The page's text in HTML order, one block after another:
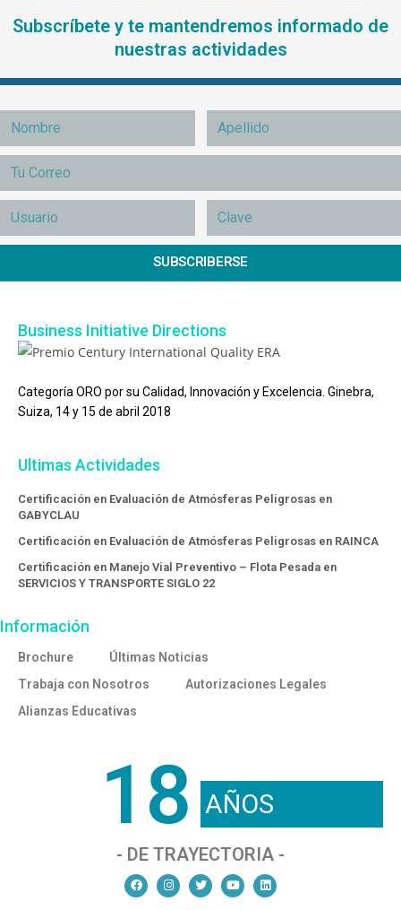
Subscríbete y te mantendremos informado de
nuestras actividades
SUBSCRIBERSE
Business Initiative Directions
Categoría ORO por su Calidad, Innovación y Excelencia. Ginebra,
Suiza, 14 y 15 de abril 2018
Ultimas Actividades
Certificación en Evaluación de Atmósferas Peligrosas en
GABYCLAU
Certificación en Evaluación de Atmósferas Peligrosas en RAINCA
Certificación en Manejo Vial Preventivo – Flota Pesada en
SERVICIOS Y TRANSPORTE SIGLO 22
Información
Brochure
Últimas Noticias
Trabaja con Nosotros
Autorizaciones Legales
Alianzas Educativas
18 AÑOS
- DE TRAYECTORIA -